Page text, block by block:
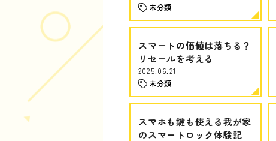
未分類
スマートの価値は落ちる？
リセールを考える
2025.06.21
未分類
スマホも鍵も使える我が家
のスマートロック体験記